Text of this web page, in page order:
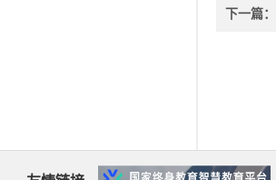
下一篇：